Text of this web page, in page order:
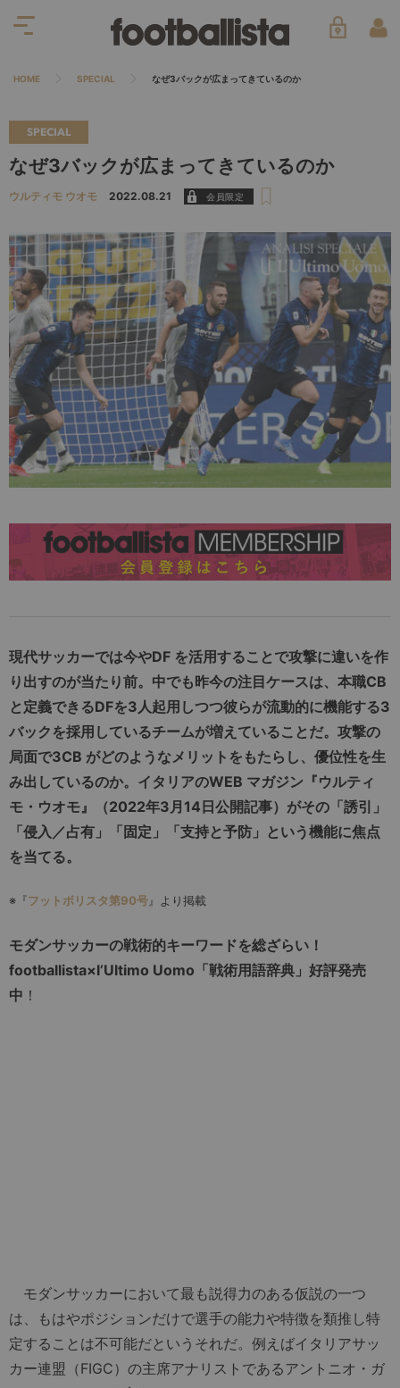
HOME SPECIAL なぜ3バックが広まってきているのか
SPECIAL
なぜ3バックが広まってきているのか
ウルティモ ウオモ 2022.08.21
現代サッカーでは今やDF を活用することで攻撃に違いを作
り出すのが当たり前。中でも昨今の注目ケースは、本職CB
と定義できるDFを3人起用しつつ彼らが流動的に機能する3
バックを採用しているチームが増えていることだ。攻撃の
局面で3CB がどのようなメリットをもたらし、優位性を生
み出しているのか。イタリアのWEB マガジン『ウルティ
モ・ウオモ』（2022年3月14日公開記事）がその「誘引」
「侵入／占有」「固定」「支持と予防」という機能に焦点
を当てる。
※『フットボリスタ第90号』より掲載
モダンサッカーの戦術的キーワードを総ざらい！
footballista×l’Ultimo Uomo「戦術用語辞典」好評発売
中 ！
モダンサッカーにおいて最も説得力のある仮説の一つ
は、もはやポジションだけで選手の能力や特徴を類推し特
定することは不可能だというそれだ。例えばイタリアサッ
カー連盟（FIGC）の主席アナリストであるアントニオ・ガ